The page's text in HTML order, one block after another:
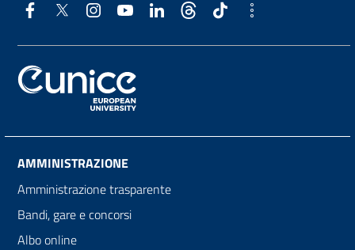
AMMINISTRAZIONE
Amministrazione trasparente
Bandi, gare e concorsi
Albo online